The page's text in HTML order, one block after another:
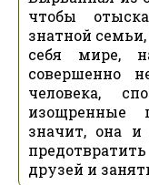
чтобы
знатной
себя мире,
совершенно
человека,
изощренные
значит, она
друзей и